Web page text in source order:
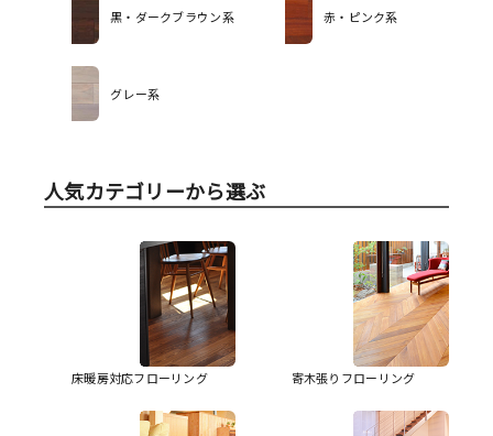
黒・ダークブラウン系 赤・ピンク系
グレー系
人気カテゴリーから選ぶ
床暖房対応フローリング 寄木張りフローリング